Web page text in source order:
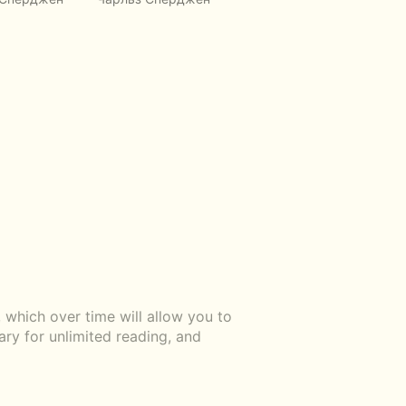
over time will allow you to
for unlimited reading, and